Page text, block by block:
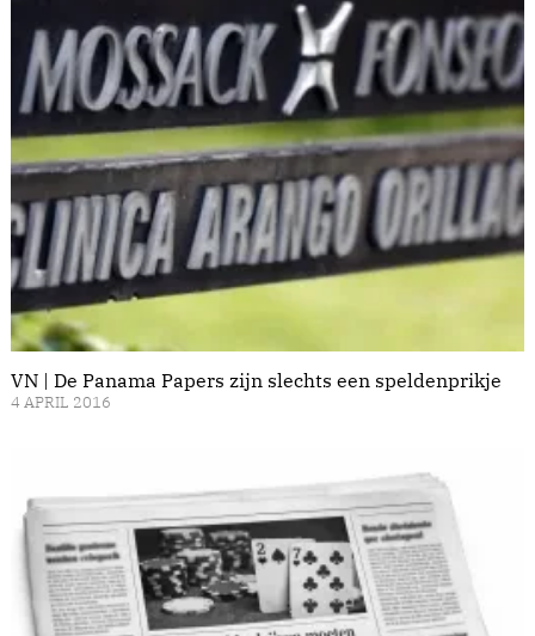
VN | De Panama Papers zijn slechts een speldenprikje
4 APRIL 2016